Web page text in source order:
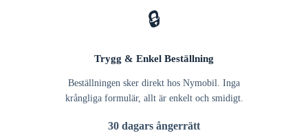
🔒
Trygg & Enkel Beställning
Beställningen sker direkt hos Nymobil. Inga
krångliga formulär, allt är enkelt och smidigt.
30 dagars ångerrätt